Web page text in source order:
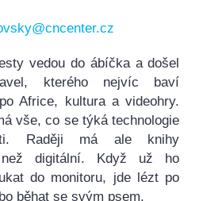
vedou do ábíčka a došel
kterého nejvíc baví
Africe, kultura a videohry.
vše, co se týká technologie
Raději má ale knihy
než digitální. Když už ho
do monitoru, jde lézt po
běhat se svým psem.